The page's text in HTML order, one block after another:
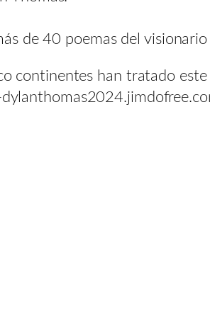
de 40 poemas del visionario
continentes han tratado